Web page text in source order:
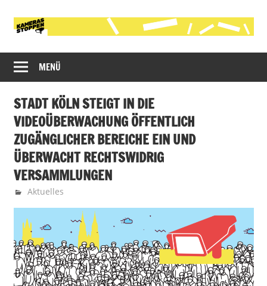
Inhalt
Kameras
stoppen!
gegen
die
Videobeobachtung
im
öffentlichen
Raum
in
Köln
MENÜ
STADT KÖLN STEIGT IN DIE
VIDEOÜBERWACHUNG ÖFFENTLICH
ZUGÄNGLICHER BEREICHE EIN UND
ÜBERWACHT RECHTSWIDRIG
VERSAMMLUNGEN
24. Juni 2025
Martin
Aktuelles